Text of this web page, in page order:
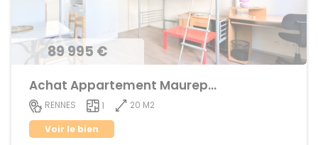
89 995 €
Achat Appartement Maurepas
RENNES 1
20 M2
Voir le bien